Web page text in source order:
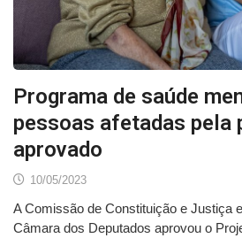
Programa de saúde
pessoas afetadas pela
aprovado
10/05/2023
A Comissão de Constituição e Justiça
Câmara dos Deputados aprovou o